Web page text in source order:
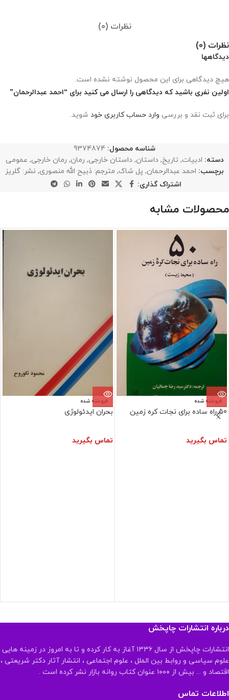
نظرات (0)
نظرات (0)
دیدگاهها
هیچ دیدگاهی برای این محصول نوشته نشده است.
اولین نفری باشید که دیدگاهی را ارسال می کنید برای “احمد عبدالرحمان”
برای ثبت نقد و بررسی وارد حساب کاربری خود شوید.
شناسه محصول: 9374874
دسته: ادبیات, تاریخ, داستان, داستان خارجی, رمان, رمان خارجی, عمومی
برچسب: احمد عبدالرحمان, پل شاک, مترجم: ذبیح الله منصوری, نشر: گلریز
اشتراک گذاری:
محصولات مشابه
فروخته شده
50 راه ساده برای نجات کره زمین
تماس بگیرید
فروخته شده
بحران ایدئولوژی
تماس بگیرید
درباره انتشارات چاپخش
انتشارات چاپخش از سال ۱۳۳۶ آغاز به کار کرده و تا به امروز در زمینه هایی
علوم سیاسی و روابط بین الملل ، علوم اجتماعی ، انتشار آثار دکتر شریعتی ،
اقتصاد و ... بیش از ۱۰۰۰ عنوان کتاب روانه بازار نشر کرده است .
اطلاعات تماس